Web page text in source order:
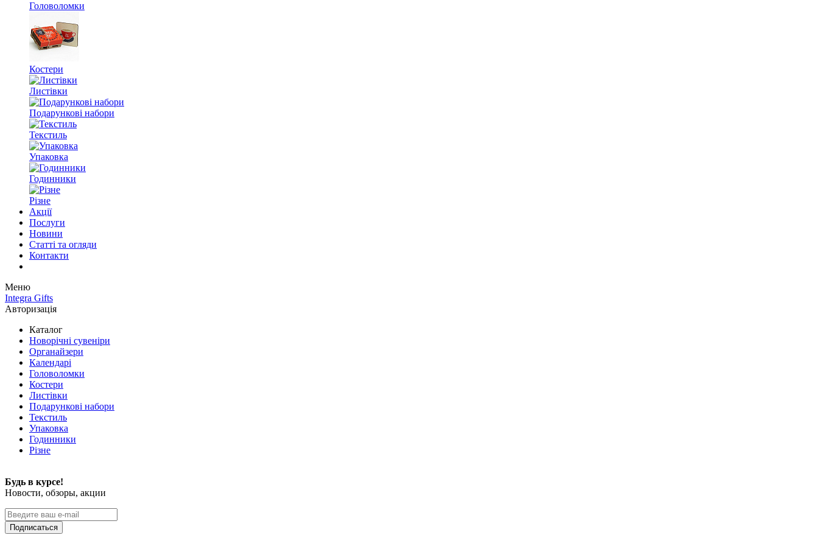
Головоломки
Костери
Листівки
Подарункові набори
Текстиль
Упаковка
Годинники
Різне
Акції
Послуги
Новини
Статті та огляди
Контакти
Меню
Integra Gifts
Авторизація
Каталог
Новорічні сувеніри
Органайзери
Календарі
Головоломки
Костери
Листівки
Подарункові набори
Текстиль
Упаковка
Годинники
Різне
Будь в курсе!
Новости, обзоры, акции
Подписаться